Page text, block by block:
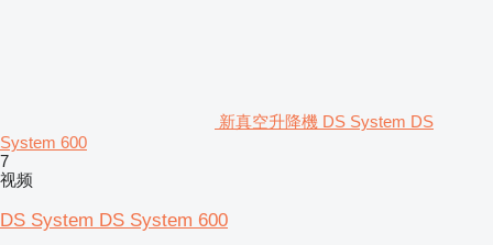
新真空升降機 DS System DS
System 600
7
视频
DS System DS System 600